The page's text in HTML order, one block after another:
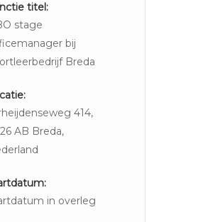
titel:
stage
bij
Breda
414,
AB Breda,
in overleg